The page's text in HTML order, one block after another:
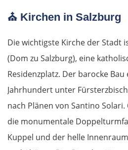
⛪ Kirchen in Salzburg
Die wichtigste Kirche der Stadt
(Dom zu Salzburg), eine
Residenzplatz. Der barocke
Jahrhundert unter
nach Plänen von Santino
die monumentale
Kuppel und der helle